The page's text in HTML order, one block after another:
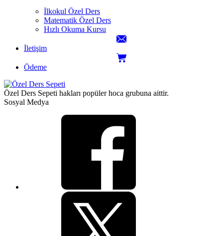
İlkokul Özel Ders
Matematik Özel Ders
Hızlı Okuma Kursu
İletişim
Ödeme
Özel Ders Sepeti hakları popüler hoca grubuna aittir.
Sosyal Medya